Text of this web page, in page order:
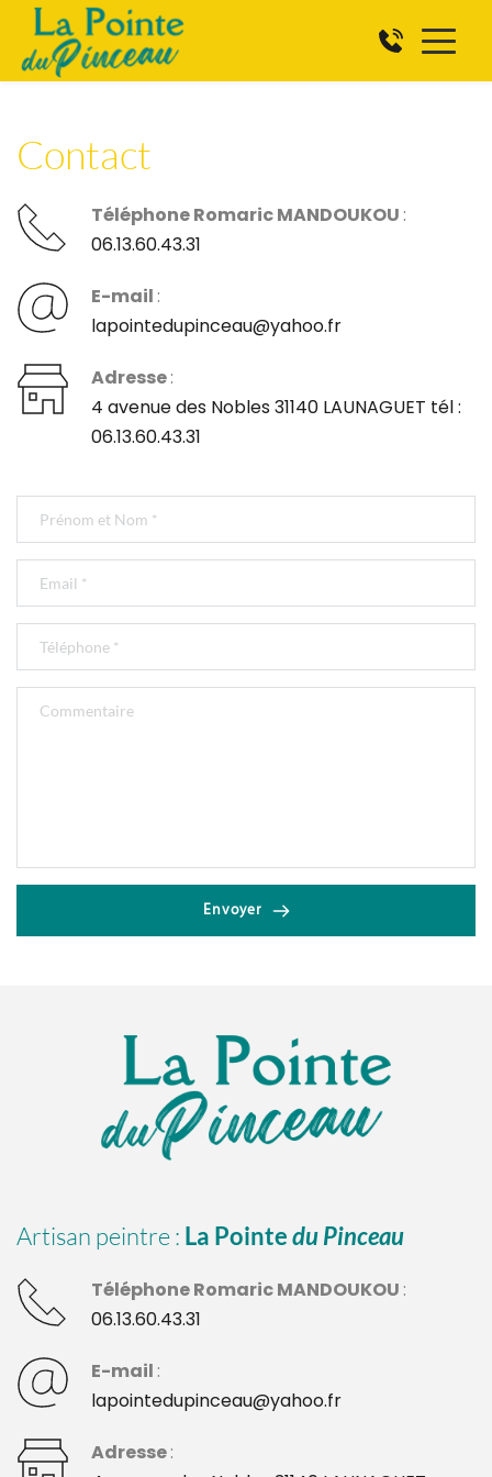
Contact
Téléphone Romaric MANDOUKOU :
06.13.60.43.31
E-mail :
lapointedupinceau@yahoo.fr
Adresse :
﻿4 avenue des Nobles 31140 LAUNAGUET tél :
06.13.60.43.31
Envoyer
Artisan peintre : La Pointe du Pinceau
Téléphone Romaric MANDOUKOU :
06.13.60.43.31
E-mail :
lapointedupinceau@yahoo.fr
Adresse :